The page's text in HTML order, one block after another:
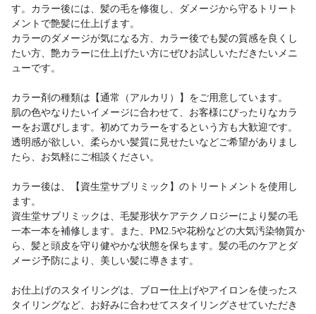
す。カラー後には、髪の毛を修復し、ダメージから守るトリート
メントで艶髪に仕上げます。
カラーのダメージが気になる方、カラー後でも髪の質感を良くし
たい方、艶カラーに仕上げたい方にぜひお試しいただきたいメニ
ューです。
カラー剤の種類は【通常（アルカリ）】をご用意しています。
肌の色やなりたいイメージに合わせて、お客様にぴったりなカラ
ーをお選びします。初めてカラーをするという方も大歓迎です。
透明感が欲しい、柔らかい髪質に見せたいなどご希望がありまし
たら、お気軽にご相談ください。
カラー後は、【資生堂サブリミック】のトリートメントを使用し
ます。
資生堂サブリミックは、毛髪形状ケアテクノロジーにより髪の毛
一本一本を補修します。また、PM2.5や花粉などの大気汚染物質か
ら、髪と頭皮を守り健やかな状態を保ちます。髪の毛のケアとダ
メージ予防により、美しい髪に導きます。
お仕上げのスタイリングは、ブロー仕上げやアイロンを使ったス
タイリングなど、お好みに合わせてスタイリングさせていただき